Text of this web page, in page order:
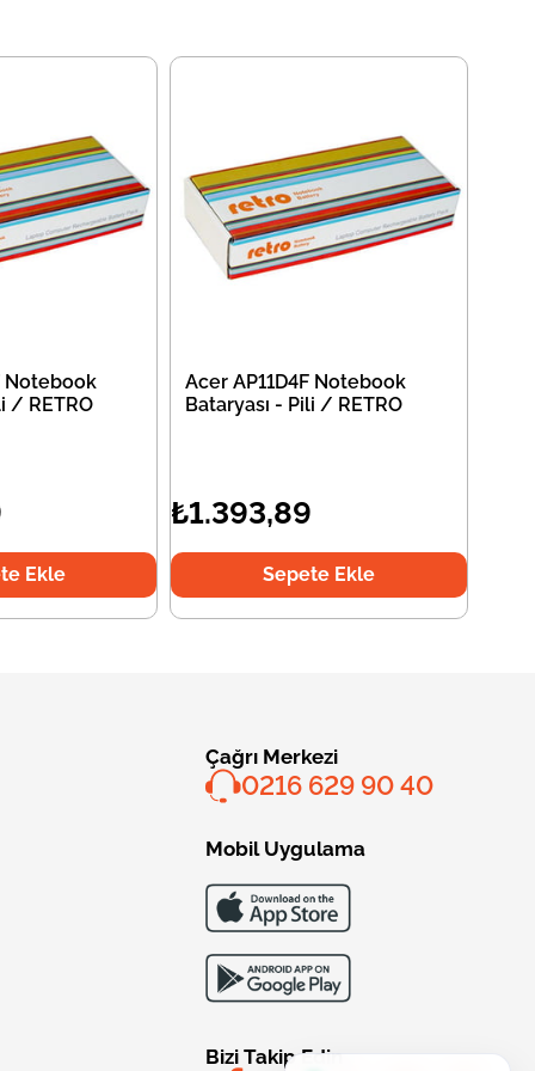
Notebook
/ RETRO
Ekle
Acer AP11D4F Notebook
Bataryası - Pili / RETRO
₺1.393,89
Sepete Ekle
Çağrı Merkezi
0216 629 90 40
Mobil Uygulama
Bizi Takip Edin